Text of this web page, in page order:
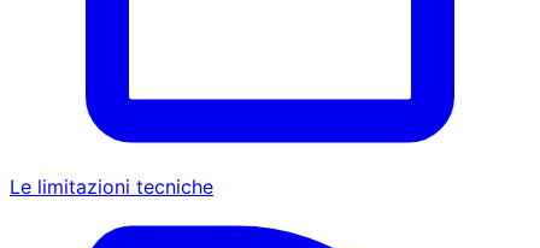
Le limitazioni tecniche